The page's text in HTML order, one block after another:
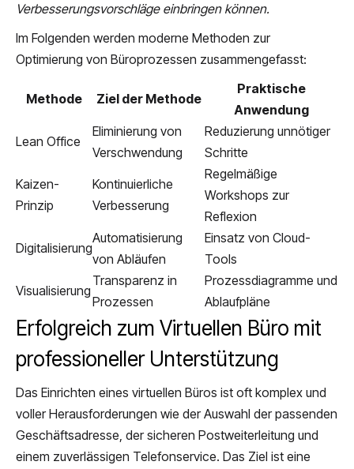
Verbesserungsvorschläge einbringen können.
Im Folgenden werden moderne Methoden zur
Optimierung von Büroprozessen zusammengefasst:
Methode Ziel der Methode
Praktische
Anwendung
Lean Office
Eliminierung von
Verschwendung
Reduzierung unnötiger
Schritte
Kaizen-
Prinzip
Kontinuierliche
Verbesserung
Regelmäßige
Workshops zur
Reflexion
Digitalisierung
Automatisierung
von Abläufen
Einsatz von Cloud-
Tools
Visualisierung
Transparenz in
Prozessen
Prozessdiagramme und
Ablaufpläne
Erfolgreich zum Virtuellen Büro mit
professioneller Unterstützung
Das Einrichten eines virtuellen Büros ist oft komplex und
voller Herausforderungen wie der Auswahl der passenden
Geschäftsadresse, der sicheren Postweiterleitung und
einem zuverlässigen Telefonservice. Das Ziel ist eine